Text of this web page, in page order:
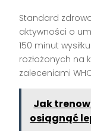
Standard
aktywności o
150 minut
rozłożonych na
zaleceniami
Jak
osiągnąć